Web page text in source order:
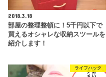
2018.3.18
部屋の整理整頓に！5千円以下で
買えるオシャレな収納スツールを
紹介します！
ライフハック